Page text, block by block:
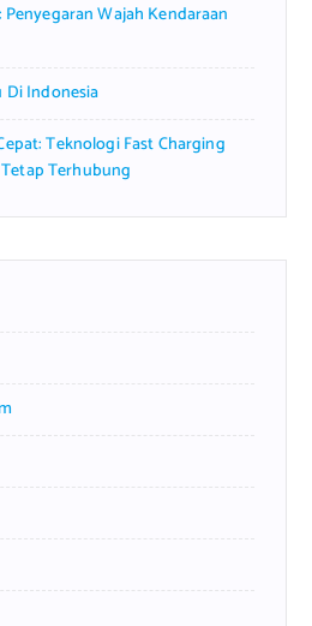
Wajah Kendaraan
Di Indonesia
Teknologi Fast Charging
Terhubung